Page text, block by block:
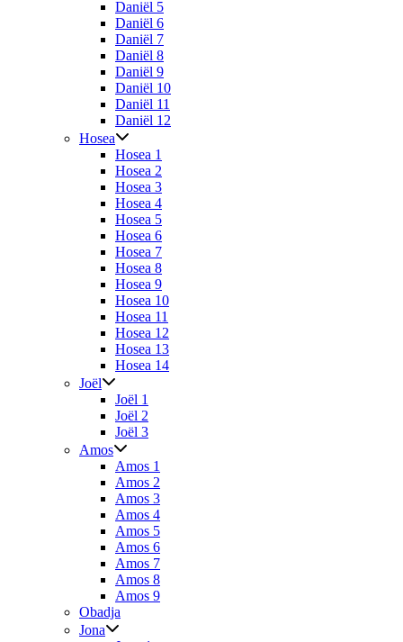
Daniël 5
Daniël 6
Daniël 7
Daniël 8
Daniël 9
Daniël 10
Daniël 11
Daniël 12
Hosea
Hosea 1
Hosea 2
Hosea 3
Hosea 4
Hosea 5
Hosea 6
Hosea 7
Hosea 8
Hosea 9
Hosea 10
Hosea 11
Hosea 12
Hosea 13
Hosea 14
Joël
Joël 1
Joël 2
Joël 3
Amos
Amos 1
Amos 2
Amos 3
Amos 4
Amos 5
Amos 6
Amos 7
Amos 8
Amos 9
Obadja
Jona